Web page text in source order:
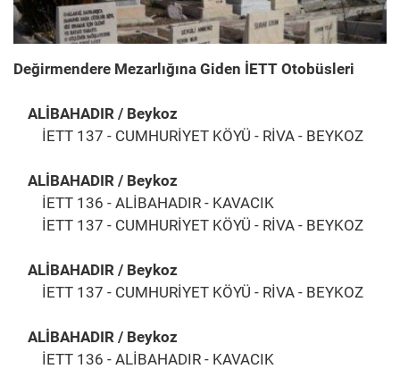
Değirmendere Mezarlığına Giden İETT Otobüsleri
ALİBAHADIR / Beykoz
İETT 137 - CUMHURİYET KÖYÜ - RİVA - BEYKOZ
ALİBAHADIR / Beykoz
İETT 136 - ALİBAHADIR - KAVACIK
İETT 137 - CUMHURİYET KÖYÜ - RİVA - BEYKOZ
ALİBAHADIR / Beykoz
İETT 137 - CUMHURİYET KÖYÜ - RİVA - BEYKOZ
ALİBAHADIR / Beykoz
İETT 136 - ALİBAHADIR - KAVACIK